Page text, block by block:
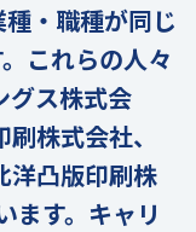
・職種が同じ
これらの人々
グス株式会
株式会社、
洋凸版印刷株
ます。キャリ